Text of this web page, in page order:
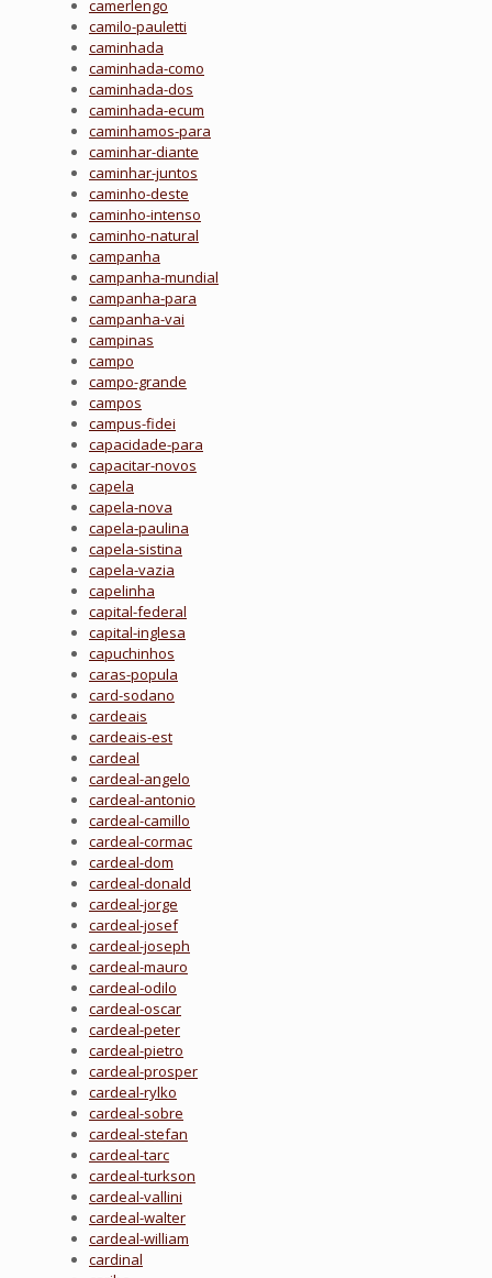
camerlengo
camilo-pauletti
caminhada
caminhada-como
caminhada-dos
caminhada-ecum
caminhamos-para
caminhar-diante
caminhar-juntos
caminho-deste
caminho-intenso
caminho-natural
campanha
campanha-mundial
campanha-para
campanha-vai
campinas
campo
campo-grande
campos
campus-fidei
capacidade-para
capacitar-novos
capela
capela-nova
capela-paulina
capela-sistina
capela-vazia
capelinha
capital-federal
capital-inglesa
capuchinhos
caras-popula
card-sodano
cardeais
cardeais-est
cardeal
cardeal-angelo
cardeal-antonio
cardeal-camillo
cardeal-cormac
cardeal-dom
cardeal-donald
cardeal-jorge
cardeal-josef
cardeal-joseph
cardeal-mauro
cardeal-odilo
cardeal-oscar
cardeal-peter
cardeal-pietro
cardeal-prosper
cardeal-rylko
cardeal-sobre
cardeal-stefan
cardeal-tarc
cardeal-turkson
cardeal-vallini
cardeal-walter
cardeal-william
cardinal